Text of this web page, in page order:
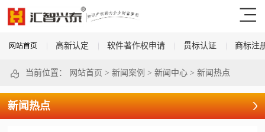
网站首页 高新认定 软件著作权申请 贯标认证 商标注
当前位置： 网站首页 > 新闻案例 > 新闻中心> 新闻热点
新闻热点